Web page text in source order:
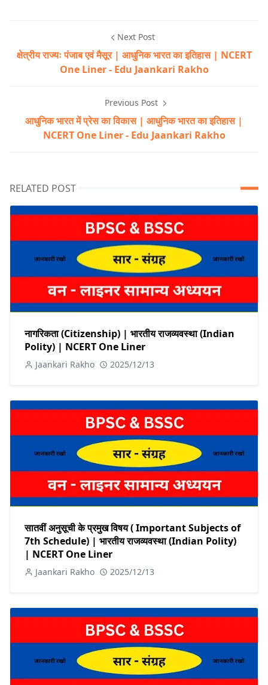
Next Post
क्षेत्रीय राज्यः पंजाब एवं मैसूर | आधुनिक भारत का इतिहास | NCERT
One Liner - Edu Jaankari Rakho
Previous Post
आधुनिक भारत में प्रेस का विकास | आधुनिक भारत का इतिहास |
NCERT One Liner - Edu Jaankari Rakho
RELATED POST
नागरिकता (Citizenship) | भारतीय राजव्यवस्था (Indian
Polity) | NCERT One Liner
Jaankari Rakho 2025/12/13
सातवीं अनुसूची के प्रमुख विषय ( Important Subjects of
7th Schedule) | भारतीय राजव्यवस्था (Indian Polity)
| NCERT One Liner
Jaankari Rakho 2025/12/13